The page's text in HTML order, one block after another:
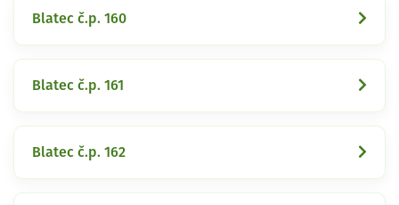
Blatec č.p. 160
Blatec č.p. 161
Blatec č.p. 162